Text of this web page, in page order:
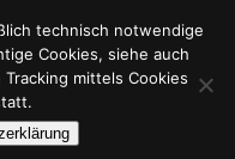
KONTAKT
technisch notwendige
Cookies, siehe auch
mittels Cookies